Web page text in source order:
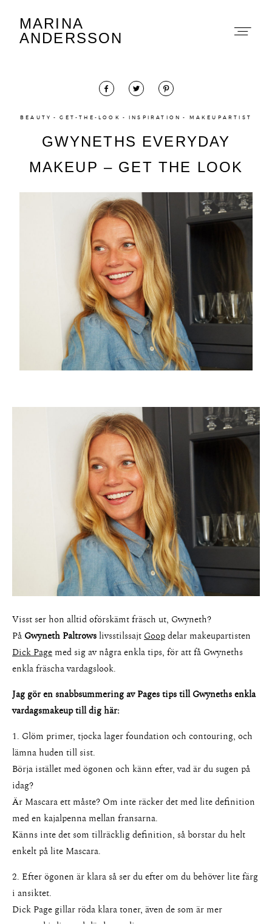
MARINA
ANDERSSON
BEAUTY GET-THE-LOOK INSPIRATION MAKEUPARTIST
GWYNETHS EVERYDAY
MAKEUP – GET THE LOOK
Visst ser hon alltid oförskämt fräsch ut, Gwyneth?
På Gwyneth PaltrowslivsstilssajtGoopdelar makeupartisten
Dick Page med sig av några enkla tips, för att få Gwyneths
enkla fräscha vardagslook.
Jag gör en snabbsummering av Pages tips till Gwyneths enkla
vardagsmakeup till dig här:
1. Glöm primer, tjocka lager foundation och contouring, och
lämna huden till sist.
Börja istället med ögonen och känn efter, vad är du sugen på
idag?
Är Mascara ett måste? Om inte räcker det med lite definition
med en kajalpenna mellan fransarna.
Känns inte det som tillräcklig definition, så borstar du helt
enkelt på lite Mascara.
2. Efter ögonen är klara så ser du efter om du behöver lite färg
i ansiktet.
Dick Page gillar röda klara toner, även de som är mer
Marina Andersson
About
The Beauty Edit